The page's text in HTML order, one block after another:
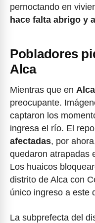
pernoctando en
hace falta abrigo y
Pobladores
Alca
Mientras que en Alca
preocupante.
captaron los
ingresa el río. El
afectadas, por
quedaron atrapadas
Los huaicos
distrito de Alca con
único ingreso a este
La subprefecta del